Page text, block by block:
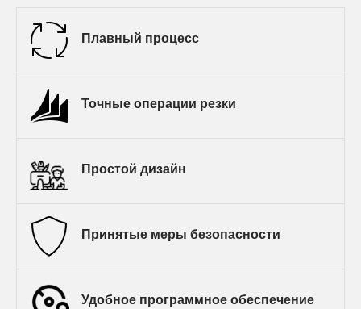
Плавный процесс
Точные операции резки
Простой дизайн
Принятые меры безопасности
Удобное программное обеспечение